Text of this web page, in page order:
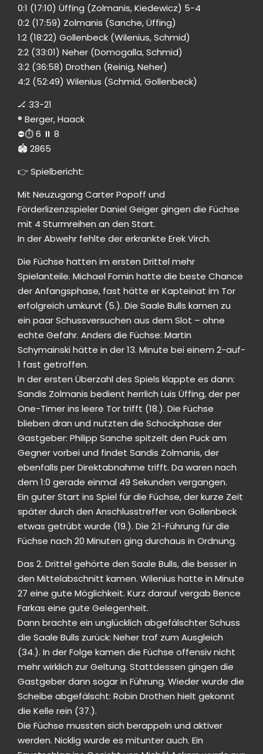
0:1 (17:10) Üffing (Zolmanis, Kiedewicz) 5-4
0:2 (17:59) Zolmanis (Sanche, Üffing)
1:2 (18:22) Gollenbeck (Wilenius, Schmid)
2:2 (33:01) Neher (Domogalla, Schmid)
3:2 (36:58) Drothen (Reinig, Neher)
4:2 (52:49) Wilenius (Schmid, Gollenbeck)
🏒 33-21
®️ Berger, Haack
⛔️⏱️ 6 ⏸️ 8
🏟 2865
👉 Spielbericht:
Mit Neuzugang Carter Popoff und
Förderlizenzspieler Daniel Geiger gingen die Füchse
mit 4 Sturmreihen an den Start.
In der Abwehr fehlte der erkrankte Erek Virch.
Die Füchse hatten im ersten Drittel mehr
Spielanteile. Michael Fomin hatte die beste Chance
der Anfangsphase, fast hätte er Kapteinat im Tor
erfolgreich umkurvt (5.). Die Saale Bulls kamen zu
ein paar Schussversuchen aus dem Slot – ohne
echte Gefahr. Anders die Füchse: Martin
Schymainski hätte in der 13. Minute bei einem 2-auf-
1 fast getroffen.
In der ersten Überzahl des Spiels klappte es dann:
Sandis Zolmanis bedient herrlich Luis Üffing, der per
One-Timer ins leere Tor trifft (18.). Die Füchse
blieben dran und nutzten die Schockphase der
Gastgeber: Philipp Sanche spitzelt den Puck am
Gegner vorbei und findet Sandis Zolmanis, der
ebenfalls per Direktabnahme trifft. Da waren nach
dem 1:0 gerade einmal 49 Sekunden vergangen.
Ein guter Start ins Spiel für die Füchse, der kurze Zeit
später durch den Anschlusstreffer von Gollenbeck
etwas getrübt wurde (19.). Die 2:1-Führung für die
Füchse nach 20 Minuten ging durchaus in Ordnung.
Das 2. Drittel gehörte den Saale Bulls, die besser in
den Mittelabschnitt kamen. Wilenius hatte in Minute
27 eine gute Möglichkeit. Kurz darauf vergab Bence
Farkas eine gute Gelegenheit.
Dann brachte ein unglücklich abgefälschter Schuss
die Saale Bulls zurück: Neher traf zum Ausgleich
(34.). In der Folge kamen die Füchse offensiv nicht
mehr wirklich zur Geltung. Stattdessen gingen die
Gastgeber dann sogar in Führung. Wieder wurde die
Scheibe abgefälscht: Robin Drothen hielt gekonnt
die Kelle rein (37.).
Die Füchse mussten sich berappeln und aktiver
werden. Nicklig wurde es mitunter auch. Ein